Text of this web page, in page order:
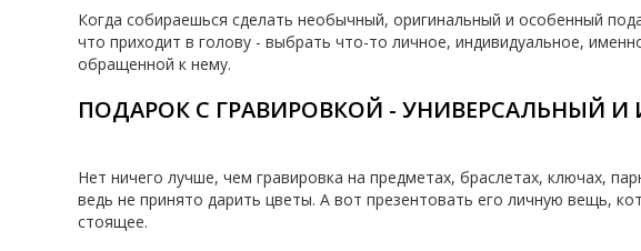
Когда собираешься сделать необычный, оригинальный и особенный
что приходит в голову - выбрать что-то личное, индивидуальное,
обращенной к нему.
ПОДАРОК С ГРАВИРОВКОЙ - УНИВЕРСАЛЬНЫЙ
Нет ничего лучше, чем гравировка на предметах, браслетах, ключах,
ведь не принято дарить цветы. А вот презентовать его личную вещь,
стоящее.